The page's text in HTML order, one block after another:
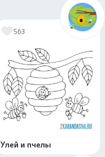
563
Улей и пчелы